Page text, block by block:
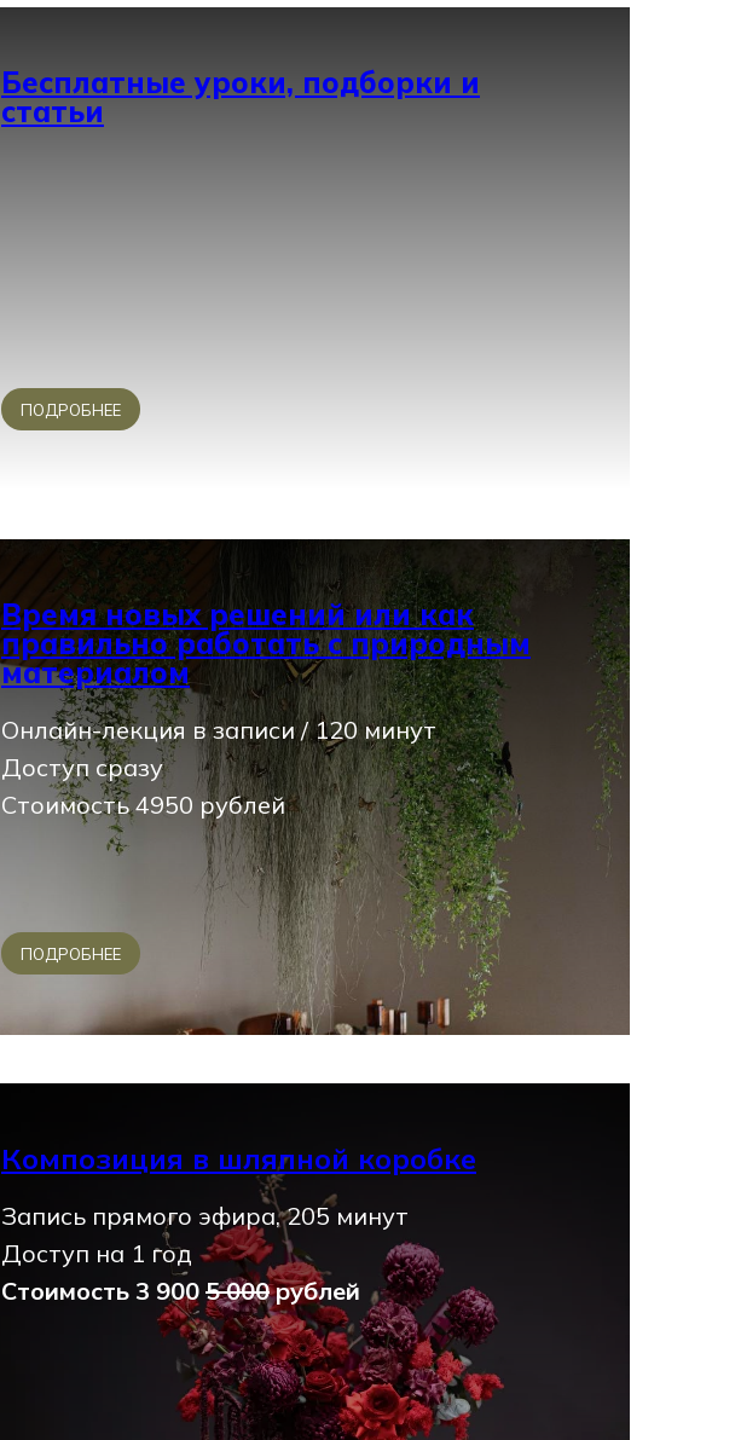
Бесплатные уроки, подборки и
статьи
ПОДРОБНЕЕ
Время новых решений или как
правильно работать с природным
материалом
Онлайн-лекция в записи / 120 минут
Доступ сразу
Стоимость 4950 рублей
ПОДРОБНЕЕ
Композиция в шляпной коробке
Запись прямого эфира, 205 минут
Доступ на 1 год
Стоимость 3 900 5 000рублей